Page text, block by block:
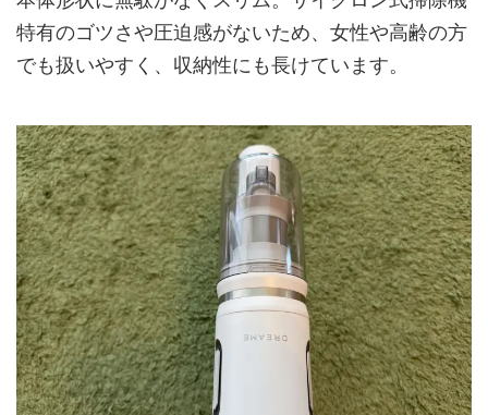
特有のゴツさや圧迫感がないため、女性や高齢の方
でも扱いやすく、収納性にも長けています。